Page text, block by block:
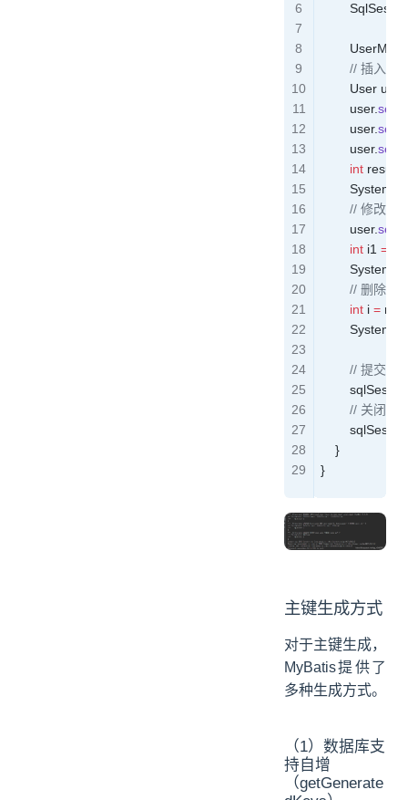
        // 插入
        User
user
        user
.
        user
.
        user
.
        int
result
        System
        // 修改
        user
.
        int
i1 =
        System
        // 删除
        int
i =
        System
// 提交事
// 关闭会
    }
}
主键生成方式
对于主键生成，
MyBatis提供了
多种生成方式。
（1）数据库支
持自增
（getGenerate